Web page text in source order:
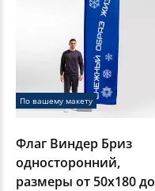
По вашему макету
Флаг Виндер Бриз
односторонний,
размеры от 50х180 до